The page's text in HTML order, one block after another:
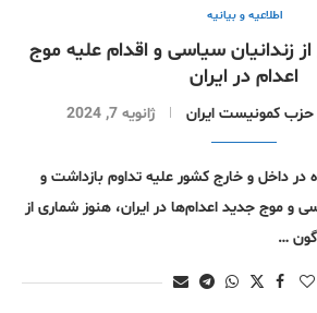
اطلاعیه و بیانیه
زندانیان سیاسی و اقدام علیە موج
اعدام در ایران
حزب کمونیست ایران ژانویه 7, 2024
در داخل و خارج کشور علیە تداوم بازداشت و
و موج جدید اعدام‌ها در ایران، هنوز شماری از
…